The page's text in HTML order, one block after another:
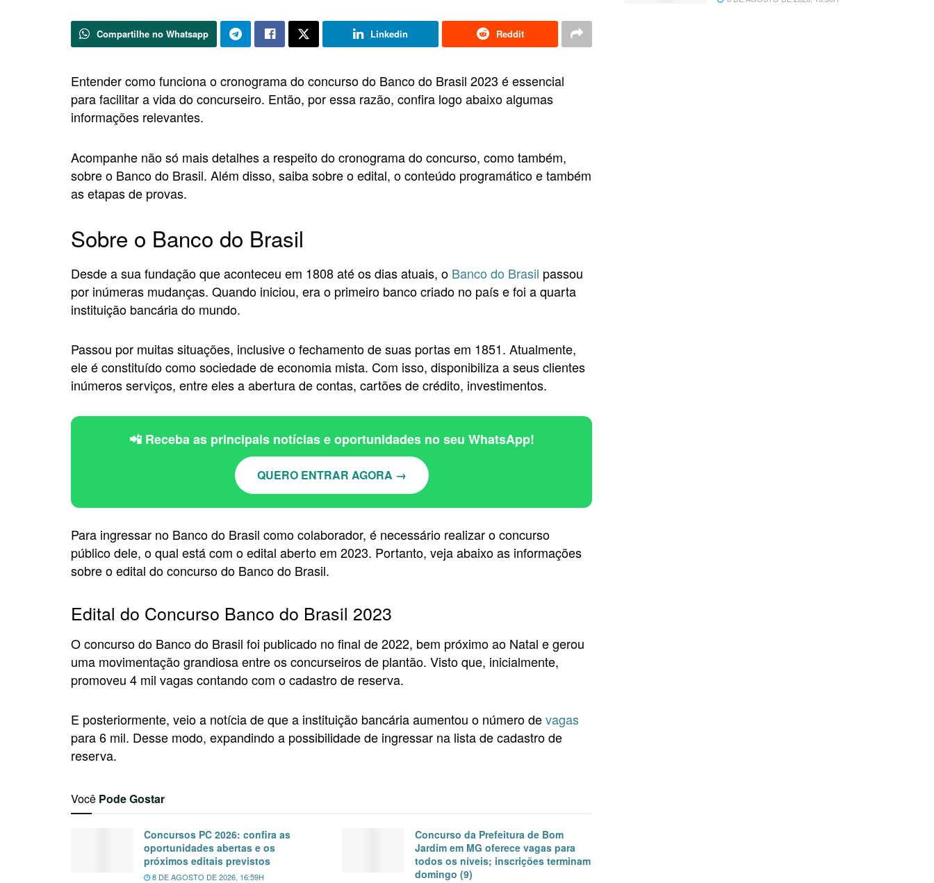
Compartilhe no Whatsapp Linkedin Reddit
Entender como funciona o cronograma do concurso do Banco do Brasil 2023 é essencial
para facilitar a vida do concurseiro. Então, por essa razão, confira logo abaixo algumas
informações relevantes.
Acompanhe não só mais detalhes a respeito do cronograma do concurso, como também,
sobre o Banco do Brasil. Além disso, saiba sobre o edital, o conteúdo programático e também
as etapas de provas.
Sobre o Banco do Brasil
Desde a sua fundação que aconteceu em 1808 até os dias atuais, o Banco do Brasil passou
por inúmeras mudanças. Quando iniciou, era o primeiro banco criado no país e foi a quarta
instituição bancária do mundo.
Passou por muitas situações, inclusive o fechamento de suas portas em 1851. Atualmente,
ele é constituído como sociedade de economia mista. Com isso, disponibiliza a seus clientes
inúmeros serviços, entre eles a abertura de contas, cartões de crédito, investimentos.
📲 Receba as principais notícias e oportunidades no seu WhatsApp!
QUERO ENTRAR AGORA →
Para ingressar no Banco do Brasil como colaborador, é necessário realizar o concurso
público dele, o qual está com o edital aberto em 2023. Portanto, veja abaixo as informações
sobre o edital do concurso do Banco do Brasil.
Edital do Concurso Banco do Brasil 2023
O concurso do Banco do Brasil foi publicado no final de 2022, bem próximo ao Natal e gerou
uma movimentação grandiosa entre os concurseiros de plantão. Visto que, inicialmente,
promoveu 4 mil vagas contando com o cadastro de reserva.
E posteriormente, veio a notícia de que a instituição bancária aumentou o número devagas
para 6 mil. Desse modo, expandindo a possibilidade de ingressar na lista de cadastro de
reserva.
Você Pode Gostar
Concursos PC 2026: confira as
oportunidades abertas e os
próximos editais previstos
8 DE AGOSTO DE 2026, 16:59H
Concurso da Prefeitura de Bom
Jardim em MG oferece vagas para
todos os níveis; inscrições terminam
domingo (9)